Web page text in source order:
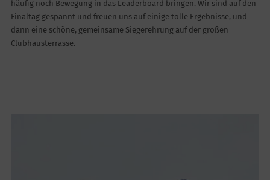
häufig noch Bewegung in das Leaderboard bringen. Wir sind auf den
Finaltag gespannt und freuen uns auf einige tolle Ergebnisse, und
dann eine schöne, gemeinsame Siegerehrung auf der großen
Clubhausterrasse.